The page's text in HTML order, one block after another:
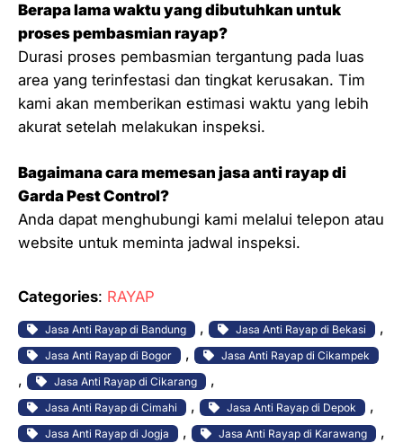
Berapa lama waktu yang dibutuhkan untuk
proses pembasmian rayap?
Durasi proses pembasmian tergantung pada luas
area yang terinfestasi dan tingkat kerusakan. Tim
kami akan memberikan estimasi waktu yang lebih
akurat setelah melakukan inspeksi.
Bagaimana cara memesan jasa anti rayap di
Garda Pest Control?
Anda dapat menghubungi kami melalui telepon atau
website untuk meminta jadwal inspeksi.
Categories: RAYAP
Jasa Anti Rayap di Bandung , Jasa Anti Rayap di Bekasi
Jasa Anti Rayap di Bogor , Jasa Anti Rayap di Cikampek
, Jasa Anti Rayap di Cikarang ,
Jasa Anti Rayap di Cimahi , Jasa Anti Rayap di Depok ,
Jasa Anti Rayap di Jogja , Jasa Anti Rayap di Karawang